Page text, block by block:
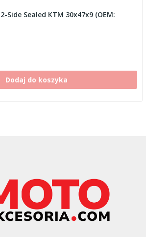
Side Sealed KTM 30x47x9 (OEM:
Dodaj do koszyka